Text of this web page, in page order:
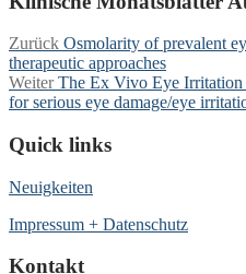
Beitragsnavigation
Zurück Vorheriger
Beitrag:
Osmolarity of prevalent
therapeutic approaches
Weiter Nächster
Beitrag:
The Ex Vivo Eye Irritation
for serious eye damage/eye
Quick links
Neuigkeiten
Impressum + Datenschutz
Kontakt